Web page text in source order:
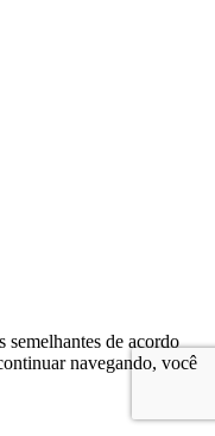
semelhantes de acordo
navegando, você